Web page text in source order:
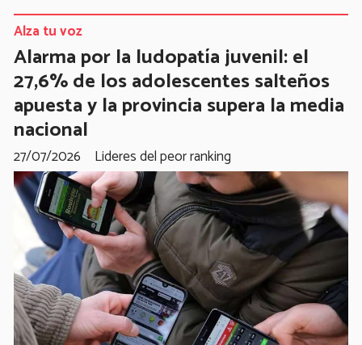
Alarma por la ludopatía juvenil: el
27,6% de los adolescentes salteños
apuesta y la provincia supera la media
nacional
Lideres del peor ranking
Alza tu voz
27/07/2026